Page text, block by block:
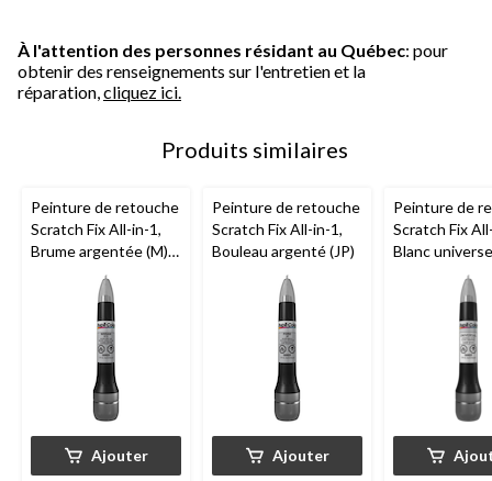
À l'attention des personnes résidant au Québec: pour
obtenir des renseignements sur l'entretien et la
réparation, cliquez ici.
Produits similaires
Peinture de retouche
Scratch Fix All-in-1,
Brume argentée (M)
Ajouter
Peinture de retouche
Scratch Fix All-in-1,
Bouleau argenté (JP)
Ajouter
Peinture de
Scratch Fix
Blanc